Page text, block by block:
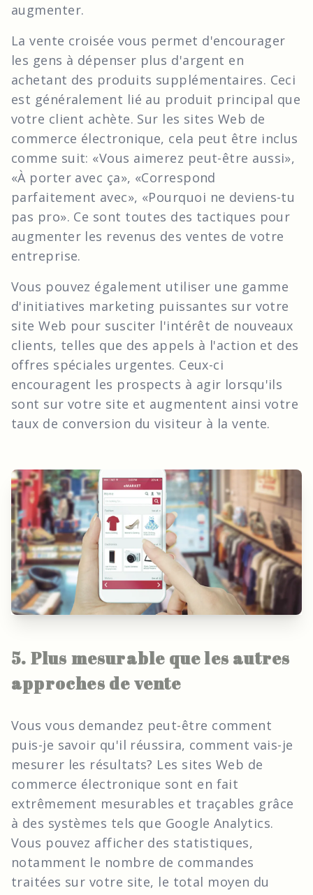
augmenter.
La vente croisée vous permet d'encourager
les gens à dépenser plus d'argent en
achetant des produits supplémentaires. Ceci
est généralement lié au produit principal que
votre client achète. Sur les sites Web de
commerce électronique, cela peut être inclus
comme suit: «Vous aimerez peut-être aussi»,
«À porter avec ça», «Correspond
parfaitement avec», «Pourquoi ne deviens-tu
pas pro». Ce sont toutes des tactiques pour
augmenter les revenus des ventes de votre
entreprise.
Vous pouvez également utiliser une gamme
d'initiatives marketing puissantes sur votre
site Web pour susciter l'intérêt de nouveaux
clients, telles que des appels à l'action et des
offres spéciales urgentes. Ceux-ci
encouragent les prospects à agir lorsqu'ils
sont sur votre site et augmentent ainsi votre
taux de conversion du visiteur à la vente.
5. Plus mesurable que les autres
approches de vente
Vous vous demandez peut-être comment
puis-je savoir qu'il réussira, comment vais-je
mesurer les résultats? Les sites Web de
commerce électronique sont en fait
extrêmement mesurables et traçables grâce
à des systèmes tels que Google Analytics.
Vous pouvez afficher des statistiques,
notamment le nombre de commandes
traitées sur votre site, le total moyen du